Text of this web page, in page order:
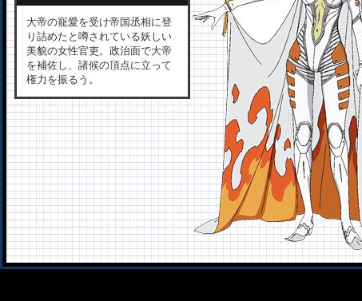
大帝の寵愛を受け帝国丞相に登
り詰めたと噂されている妖しい
美貌の女性官吏。政治面で大帝
を補佐し、諸候の頂点に立って
権力を振るう。